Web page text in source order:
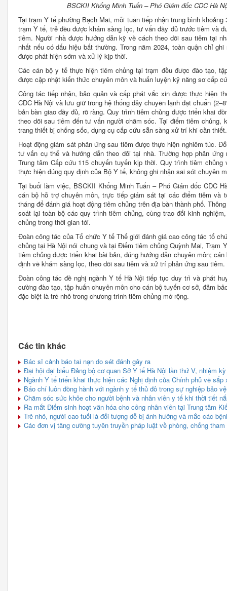
BSCKII Khổng Minh Tuấn – Phó Giám đốc CDC Hà
Tại trạm Y tế phường Bạch Mai, mỗi tuần tiếp nhận trung bình
trạm Y tế, trẻ đều được khám sàng lọc, tư vấn đầy đủ trước tiêm và
tiêm. Người nhà được hướng dẫn kỹ về cách theo dõi sau tiêm tại
nhất nếu có dấu hiệu bất thường. Trong năm 2024, toàn quận chỉ
được phát hiện sớm và xử lý kịp thời.
Các cán bộ y tế thực hiện tiêm chủng tại trạm đều được đào tạo,
được cập nhật kiến thức chuyên môn và huấn luyện kỹ năng sơ cấp
Công tác tiếp nhận, bảo quản và cấp phát vắc xin được thực hiện
CDC Hà Nội và lưu giữ trong hệ thống dây chuyền lạnh đạt chuẩn
bản bàn giao đầy đủ, rõ ràng. Quy trình tiêm chủng được triển khai
theo dõi sau tiêm đến tư vấn người chăm sóc. Tại điểm tiêm
trang thiết bị chống sốc, dụng cụ cấp cứu sẵn sàng xử trí khi cần thiết.
Hoạt động giám sát phản ứng sau tiêm được thực hiện nghiêm túc.
tư vấn cụ thể và hướng dẫn theo dõi tại nhà. Trường hợp phản
Trung tâm Cấp cứu 115 chuyển tuyến kịp thời. Quy trình tiêm
thực hiện đúng quy định của Bộ Y tế, không ghi nhận sai sót chuyên
Tại buổi làm việc, BSCKII Khổng Minh Tuấn – Phó Giám đốc CDC
cán bộ hỗ trợ chuyên môn, trực tiếp giám sát tại các điểm tiêm và
tháng để đánh giá hoạt động tiêm chủng trên địa bàn thành phố.
soát lại toàn bộ các quy trình tiêm chủng, cùng trao đổi kinh
chủng trong thời gian tới.
Đoàn công tác của Tổ chức Y tế Thế giới đánh giá cao công tác tổ
chủng tại Hà Nội nói chung và tại Điểm tiêm chủng Quỳnh Mai, Trạm
tiêm chủng được triển khai bài bản, đúng hướng dẫn chuyên môn;
định về khám sàng lọc, theo dõi sau tiêm và xử trí phản ứng sau tiêm.
Đoàn công tác đề nghị ngành Y tế Hà Nội tiếp tục duy trì và phát
cường đào tạo, tập huấn chuyên môn cho cán bộ tuyến cơ sở, đảm
đặc biệt là trẻ nhỏ trong chương trình tiêm chủng mở rộng.
Các tin khác
Bác sĩ cảnh báo tai nạn do sét đánh gây ra
Đại hội đại biểu Đảng bộ cơ quan Sở Y tế Hà Nội lần thứ V, nhiệm
Ngành Y tế triển khai thực hiện các Nghị định của Chính phủ về
Báo chí luôn đồng hành với ngành y tế thủ đô trong sự nghiệp bảo
Chăm sóc sức khỏe cho người bệnh và nhân viên y tế khi thời tiết
Ra mắt Điểm sinh hoạt văn hóa cho công nhân viên tại Trung tâm
Trẻ nhỏ, người cao tuổi là đối tượng dễ bị ảnh hưởng và mắc các
Các đơn vị tăng cường tuyên truyền pháp luật về phòng, chống tham